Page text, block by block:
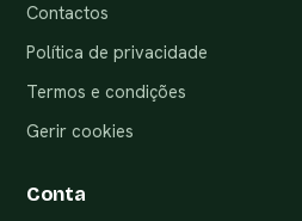
Contactos
Política de privacidade
Termos e condições
Gerir cookies
Conta